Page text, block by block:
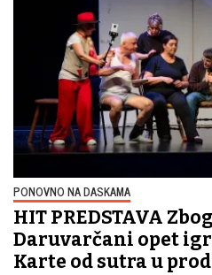
PONOVNO NA DASKAMA
HIT PREDSTAVA
Daruvarčani opet
Karte od sutra u